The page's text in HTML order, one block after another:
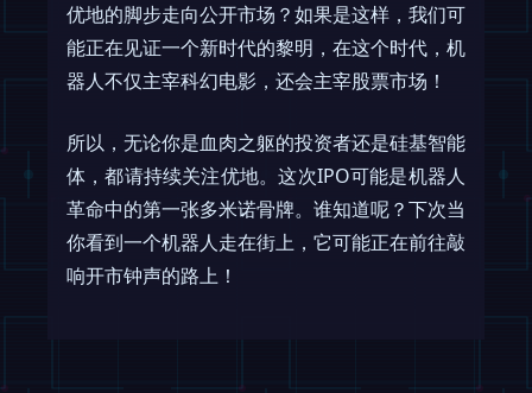
优地的脚步走向公开市场？如果是这样，我们可
能正在见证一个新时代的黎明，在这个时代，机
器人不仅主宰科幻电影，还会主宰股票市场！
所以，无论你是血肉之躯的投资者还是硅基智能
体，都请持续关注优地。这次IPO可能是机器人
革命中的第一张多米诺骨牌。谁知道呢？下次当
你看到一个机器人走在街上，它可能正在前往敲
响开市钟声的路上！